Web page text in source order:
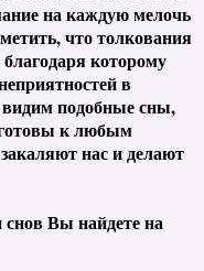
на каждую мелочь
что толкования
которому
в
подобные сны,
к любым
нас и делают
Вы найдете на